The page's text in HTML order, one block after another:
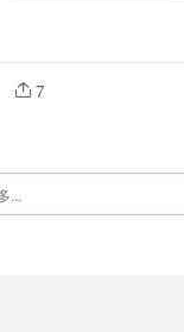
7